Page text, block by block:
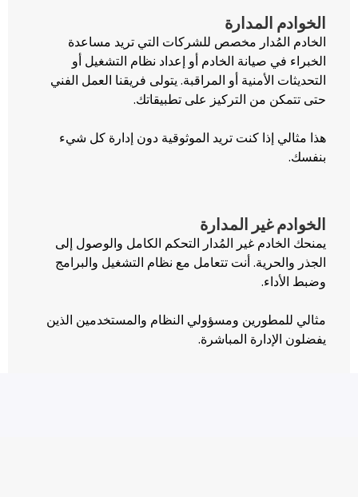
مخصص للشركات التي تريد مساعدة
الخادم أو إعداد نظام التشغيل أو
أو المراقبة. يتولى فريقنا العمل الفني
التركيز على تطبيقاتك.
كنت تريد الموثوقية دون إدارة كل شيء
المدارة
غير المُدار التحكم الكامل والوصول إلى
أنت تتعامل مع نظام التشغيل والبرامج
ومسؤولي النظام والمستخدمين الذين
المباشرة.